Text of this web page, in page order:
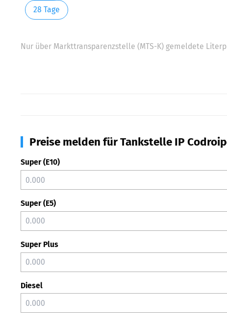
28 Tage
Nur über Markttransparenzstelle (MTS-K) gemeldete
Preise melden für Tankstelle IP
Super (E10)
Super (E5)
Super Plus
Diesel